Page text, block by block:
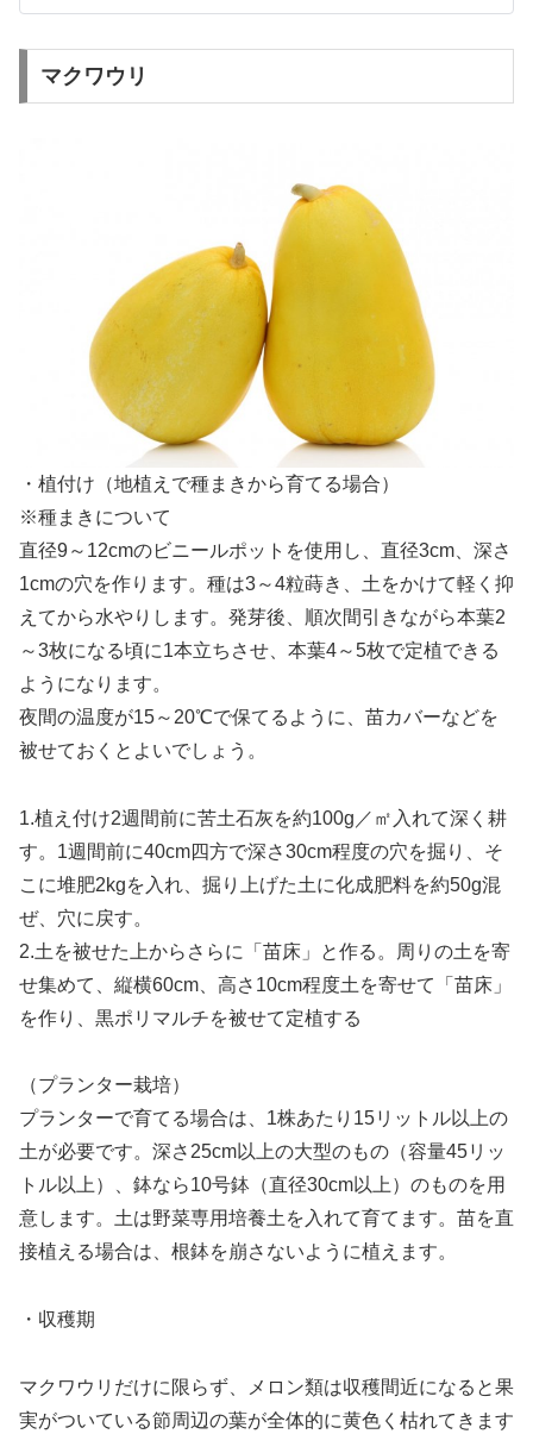
マクワウリ
・植付け（地植えで種まきから育てる場合）
※種まきについて
直径9～12cmのビニールポットを使用し、直径3cm、深さ
1cmの穴を作ります。種は3～4粒蒔き、土をかけて軽く抑
えてから水やりします。発芽後、順次間引きながら本葉2
～3枚になる頃に1本立ちさせ、本葉4～5枚で定植できる
ようになります。
夜間の温度が15～20℃で保てるように、苗カバーなどを
被せておくとよいでしょう。
1.植え付け2週間前に苦土石灰を約100g／㎡入れて深く耕
す。1週間前に40cm四方で深さ30cm程度の穴を掘り、そ
こに堆肥2kgを入れ、掘り上げた土に化成肥料を約50g混
ぜ、穴に戻す。
2.土を被せた上からさらに「苗床」と作る。周りの土を寄
せ集めて、縦横60cm、高さ10cm程度土を寄せて「苗床」
を作り、黒ポリマルチを被せて定植する
（プランター栽培）
プランターで育てる場合は、1株あたり15リットル以上の
土が必要です。深さ25cm以上の大型のもの（容量45リッ
トル以上）、鉢なら10号鉢（直径30cm以上）のものを用
意します。土は野菜専用培養土を入れて育てます。苗を直
接植える場合は、根鉢を崩さないように植えます。
・収穫期
マクワウリだけに限らず、メロン類は収穫間近になると果
実がついている節周辺の葉が全体的に黄色く枯れてきます